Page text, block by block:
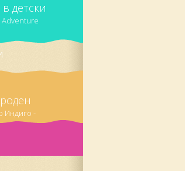
детски
Adventure
Индиго -